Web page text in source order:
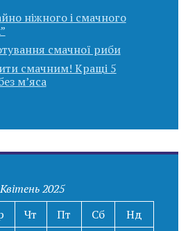
ніжного і смачного
смачної риби
смачним! Кращі 5
м’яса
Квітень 2025
Чт Пт Сб
Нд